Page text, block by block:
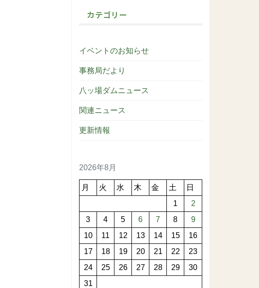
カテゴリー
イベントのお知らせ
事務局だより
八ッ場ダムニュース
関連ニュース
更新情報
2026年8月
月 火 水 木 金 土
日
1
2
3
4 5 6 7 8
9
10
11 12 13 14 15
16
17
18 19 20 21 22
23
24
25 26 27 28 29
30
31